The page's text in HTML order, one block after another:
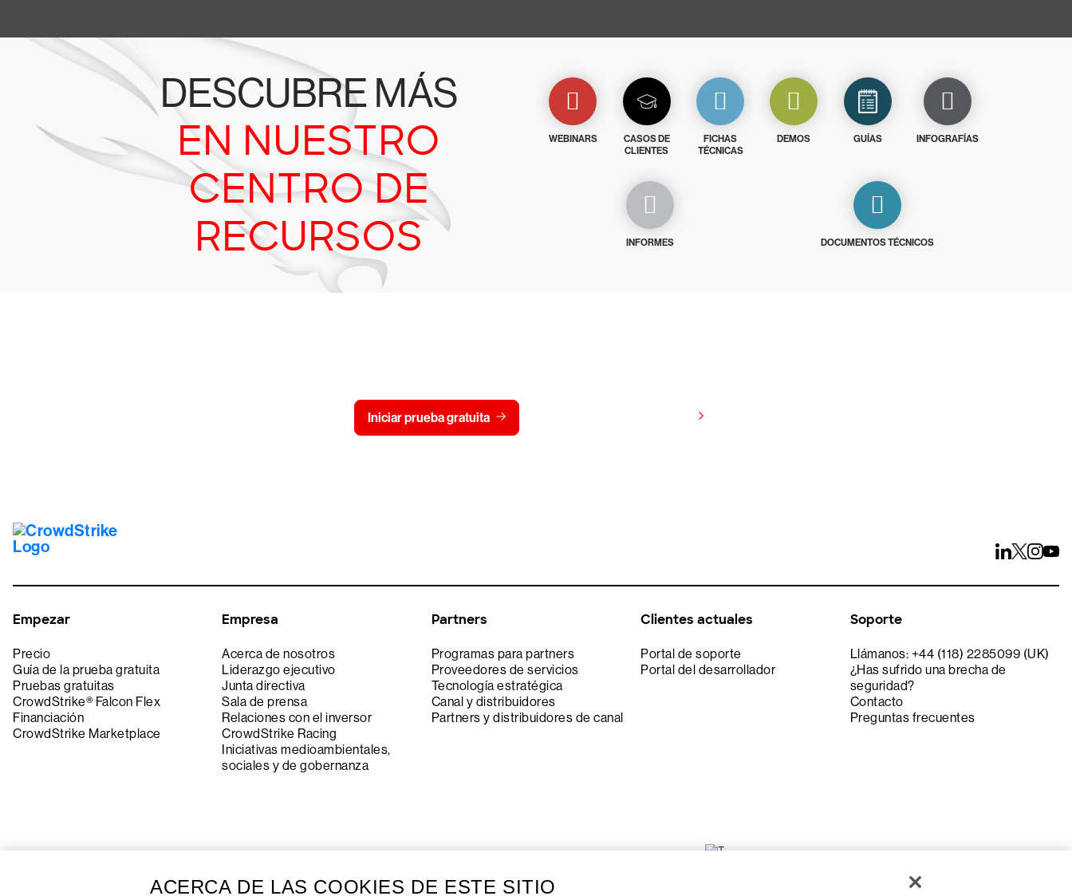
DESCUBRE MÁS
EN NUESTRO
CENTRO DE
RECURSOS
WEBINARS
CASOS DE
CLIENTES
FICHAS
TÉCNICAS
DEMOS GUÍAS INFOGRAFÍAS
INFORMES DOCUMENTOS TÉCNICOS
Iniciar prueba gratuita
Empezar
Precio
Guía de la prueba gratuita
Pruebas gratuitas
CrowdStrike® Falcon Flex
Financiación
CrowdStrike Marketplace
Empresa
Acerca de nosotros
Liderazgo ejecutivo
Junta directiva
Sala de prensa
Relaciones con el inversor
CrowdStrike Racing
Iniciativas medioambientales,
sociales y de gobernanza
Partners
Programas para partners
Proveedores de servicios
Tecnología estratégica
Canal y distribuidores
Partners y distribuidores de canal
Clientes actuales
Portal de soporte
Portal del desarrollador
Soporte
Llámanos: +44 (118) 2285099 (UK)
¿Has sufrido una brecha de
seguridad?
Contacto
Preguntas frecuentes
ACERCA DE LAS COOKIES DE ESTE SITIO